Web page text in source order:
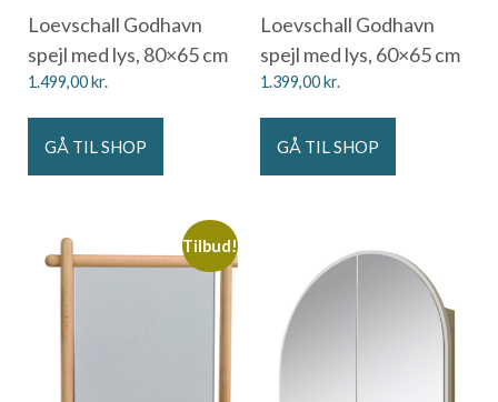
Loevschall Godhavn
spejl med lys, 80×65 cm
1.499,00kr.
GÅ TIL SHOP
Loevschall Godhavn
spejl med lys, 60×65 cm
1.399,00kr.
GÅ TIL SHOP
Tilbud!